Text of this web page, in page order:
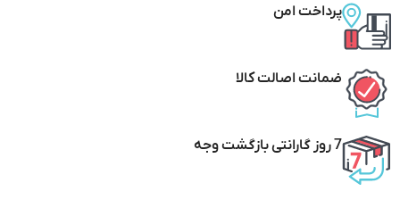
پرداخت امن
ضمانت اصالت کالا
7 روز گارانتی بازگشت وجه